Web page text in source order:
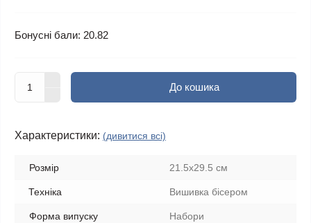
Бонусні бали: 20.82
До кошика
Характеристики: (дивитися всі)
Розмір 21.5x29.5 см
Техніка Вишивка бісером
Форма випуску Набори